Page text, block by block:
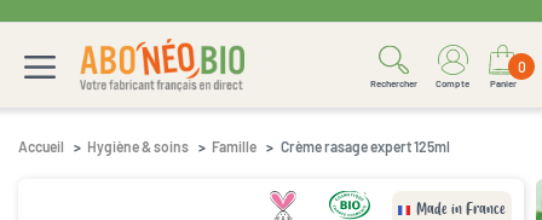
Rechercher Compte
0
Panier
Accueil Hygiène & soins Famille Crème rasage expert 125ml
Made in France